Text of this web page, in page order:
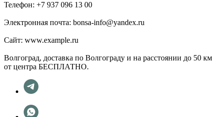
Телефон: +7 937 096 13 00
Электронная почта: bonsa-info@yandex.ru
Сайт: www.example.ru
Волгоград, доставка по Волгограду и на расстоянии до 50 км
от центра БЕСПЛАТНО.